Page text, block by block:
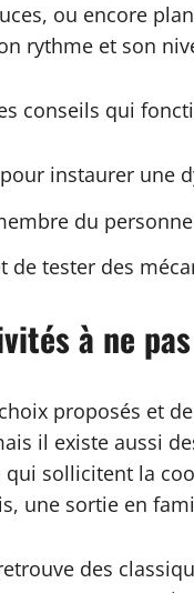
ou encore
rythme et son
conseils qui
pour instaurer une
du
de tester des
à ne
proposés et
il existe aussi
sollicitent la
une sortie en
des